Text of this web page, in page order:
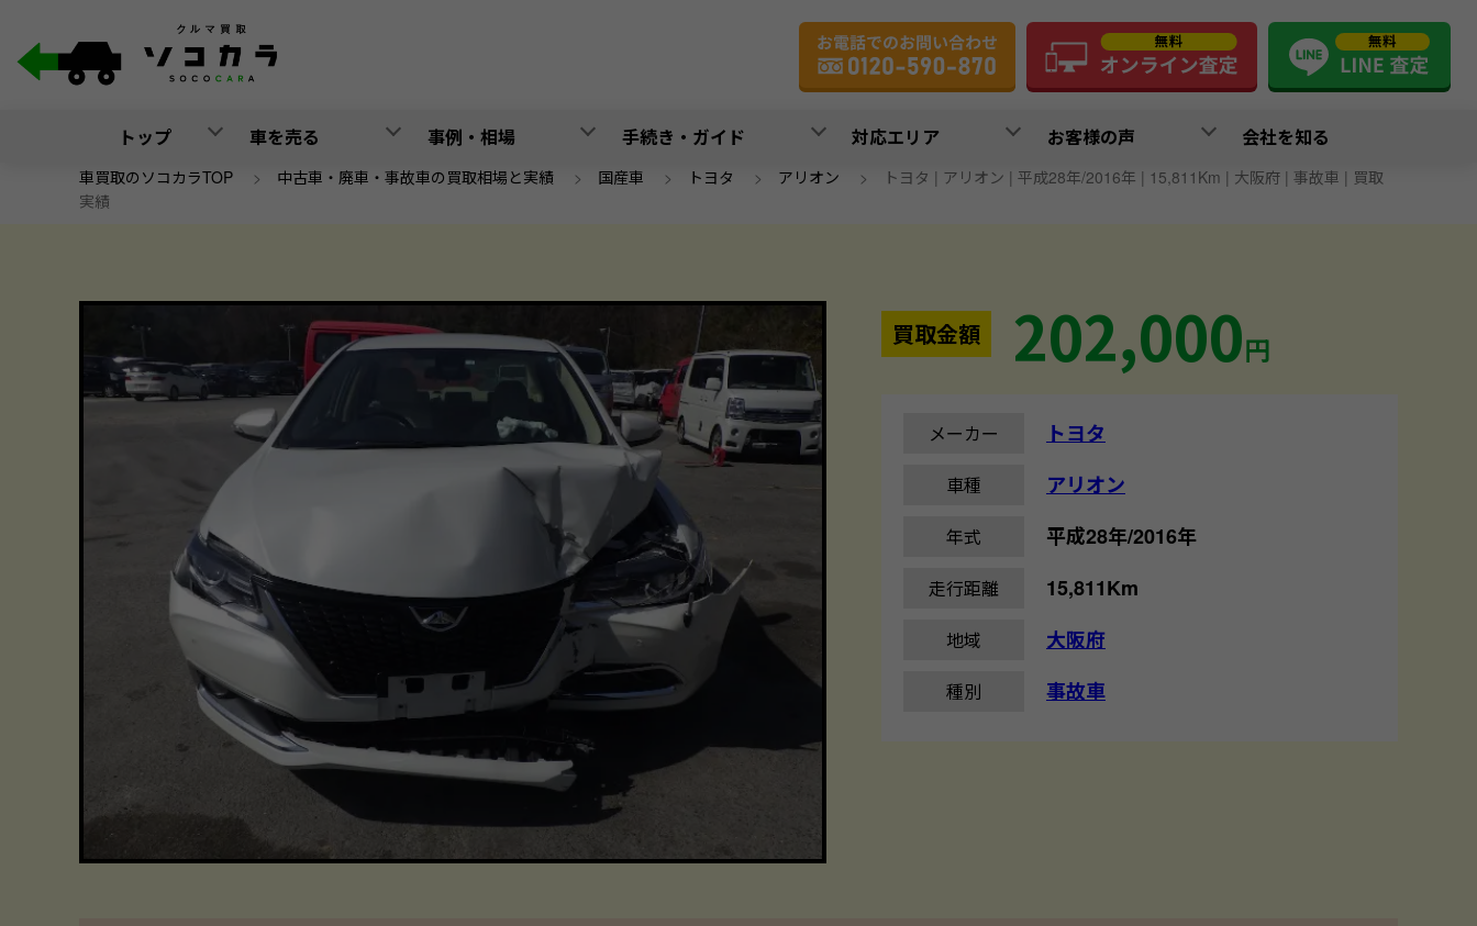
トップ 車を売る 事例・相場 手続き・ガイド 対応エリア お客様の声 会社を知る
車買取のソコカラTOP > 中古車・廃車・事故車の買取相場と実績 > 国産車 > トヨタ > アリオン >
トヨタ | アリオン | 平成28年/2016年 | 15,811Km | 大阪府 | 事故車 | 買取
実績
買取金額 202,000円
メーカー トヨタ
車種 アリオン
年式 平成28年/2016年
走行距離 15,811Km
地域 大阪府
種別 事故車